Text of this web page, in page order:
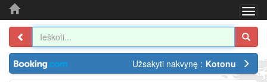
Užsakyti nakvynę : Kotonu